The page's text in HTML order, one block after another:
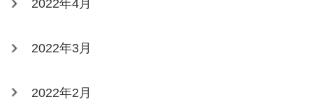
2022年4月
2022年3月
2022年2月